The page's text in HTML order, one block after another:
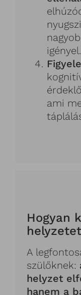
igényel.
ami
Hogyan
A
szülőknek:
helyzet
hanem a